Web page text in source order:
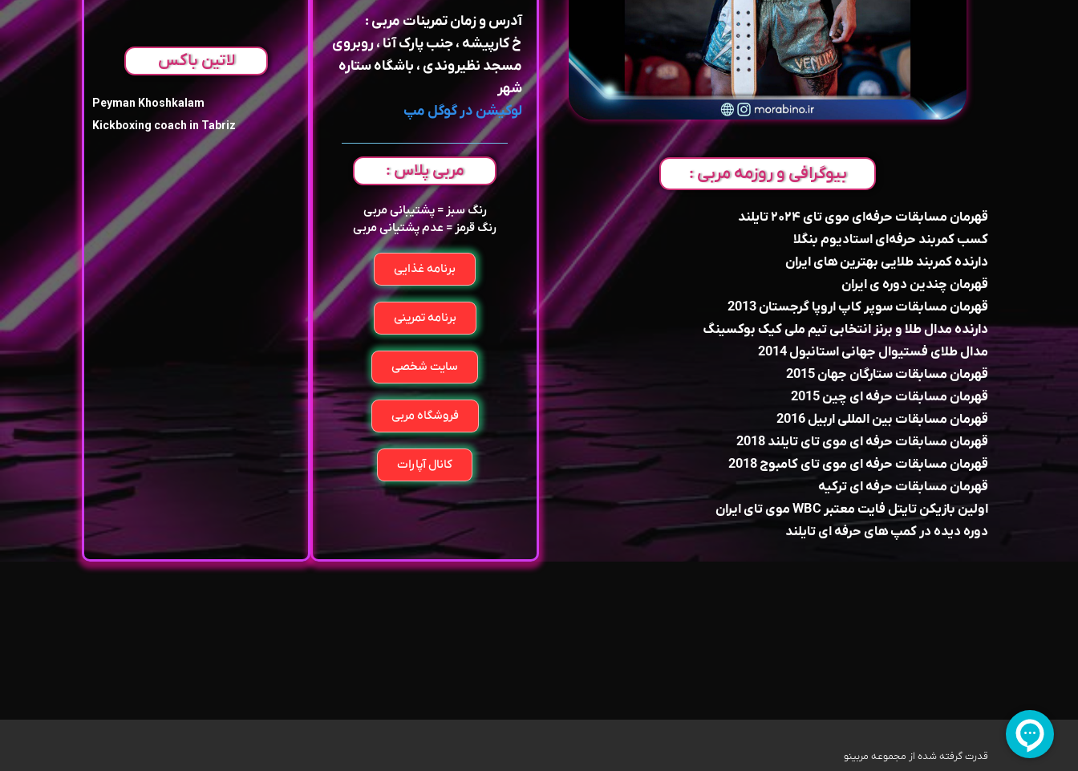
بیوگرافی و روزمه مربی :
قهرمان مسابقات حرفه‌ای موی تای ۲۰۲۴ تایلند
کسب کمربند حرفه‌ای استادیوم بنگلا
دارنده کمربند طلایی بهترین های ایران
قهرمان چندین دوره ی ایران
قهرمان مسابقات سوپر کاپ اروپا گرجستان 2013
دارنده مدال طلا و برنز انتخابی تیم ملی کیک بوکسینگ
مدال طلای فستیوال جهانی استانبول 2014
قهرمان مسابقات ستارگان جهان 2015
قهرمان مسابقات حرفه ای چین 2015
قهرمان مسابقات بین المللی اربیل 2016
قهرمان مسابقات حرفه ای موی تای تایلند 2018
قهرمان مسابقات حرفه ای موی تای کامبوج 2018
قهرمان مسابقات حرفه ای ترکیه
اولین بازیکن تایتل فایت معتبر WBC موی تای ایران
دوره دیده در کمپ های حرفه ای تایلند
آدرس و زمان تمرینات مربی :
خ کارپیشه ، جنب پارک آنا ، روبروی
مسجد نظیروندی ، باشگاه ستاره
شهر
لوکیشن در گوگل مپ
مربی پلاس :
رنگ سبز = پشتیبانی مربی
رنگ قرمز = عدم پشتیانی مربی
برنامه غذایی
برنامه تمرینی
سایت شخصی
فروشگاه مربی
کانال آپارات
لاتین باکس
Peyman Khoshkalam
Kickboxing coach in Tabriz
قدرت گرفته شده از مجموعه مربینو